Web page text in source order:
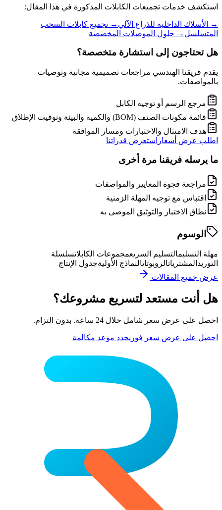
استكشف خدمات تجميعات الكابلات المذكورة في هذا المقال:
→ الأسلاك الداخلية للذراع الآلي → تجميع كابلات السحب
المتسلسل → حلول الموصلات المخصصة
هل تحتاجون إلى استشارة متخصصة؟
يقدم فريقنا الهندسي مراجعات تصميمية مجانية وتوصيات
بالمواصفات.
مرجع الرسم أو توجيه الكابل
قائمة مكونات الصنف (BOM) والكمية والبيئة وتوقيت الإطلاق
هدف الامتثال والاختبارات ومسار الموافقة
اطلب عرض أسعار استعرض قدراتنا
ما يرسله فريقنا مرة أخرى
مراجعة فجوة المعايير والمواصفات
اقتباس مع توجيه المهلة الزمنية
نطاق الاختبار والتوثيق الموصى به
الوسوم
مهلة التسليمالتسليم السريعمجموعات الكابلاتسلسلة
التوريد المشترياتالروبوتاتالنماذج الأوليةجدول الإنتاج
عرض جميع المقالات
هل أنت مستعد لتسريع مشروعك؟
احصل على عرض سعر شامل خلال 24 ساعة. بدون التزام.
احصل على عرض سعر فوريحدد موعد مكالمة